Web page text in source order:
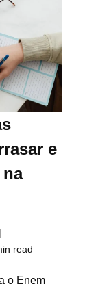
e
read
o Enem